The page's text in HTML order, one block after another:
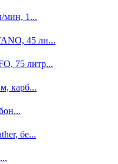
мин, 1...
45 ли...
75 литр...
карб...
бе...